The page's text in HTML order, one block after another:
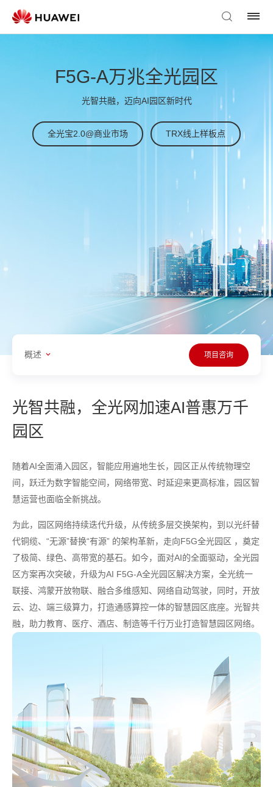
F5G-A万兆全光园区
光智共融，迈向AI园区新时代
全光宝2.0@商业市场 TRX线上样板点
概述 项目咨询
光智共融，全光网加速AI普惠万千
园区
随着AI全面涌入园区，智能应用遍地生长，园区正从传统物理空
间，跃迁为数字智能空间，网络带宽、时延迎来更高标准，园区智
慧运营也面临全新挑战。
为此，园区网络持续迭代升级，从传统多层交换架构，到以光纤替
代铜缆、“无源”替换“有源” 的架构革新，走向F5G全光园区 ，奠定
了极简、绿色、高带宽的基石。如今，面对AI的全面驱动，全光园
区方案再次突破，升级为AI F5G-A全光园区解决方案，全光统一
联接、鸿蒙开放物联、融合多维感知、网络自动驾驶，同时，开放
云、边、端三级算力，打造通感算控一体的智慧园区底座。光智共
融，助力教育、医疗、酒店、制造等千行万业打造智慧园区网络。